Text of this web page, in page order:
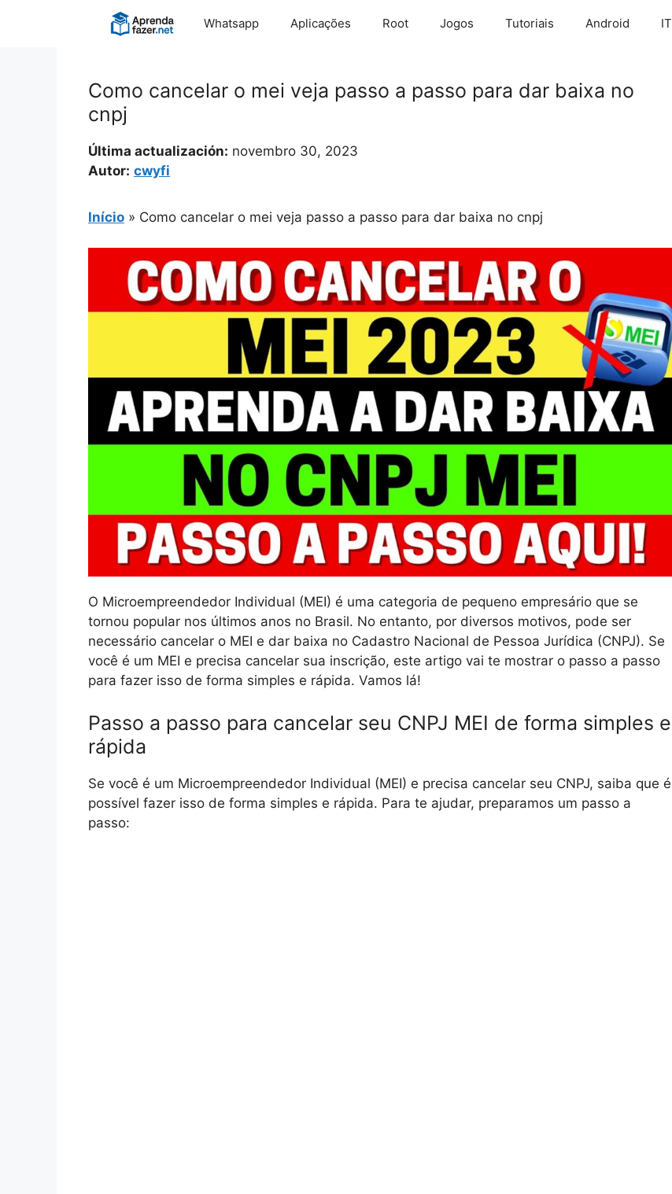
Whatsapp Aplicações Root Jogos Tutoriais Android IT
Como cancelar o mei veja passo a passo para dar baixa no
cnpj
Última actualización: novembro 30, 2023
Autor: cwyfi
Início » Como cancelar o mei veja passo a passo para dar baixa no cnpj
O Microempreendedor Individual (MEI) é uma categoria de pequeno empresário que se
tornou popular nos últimos anos no Brasil. No entanto, por diversos motivos, pode ser
necessário cancelar o MEI e dar baixa no Cadastro Nacional de Pessoa Jurídica (CNPJ). Se
você é um MEI e precisa cancelar sua inscrição, este artigo vai te mostrar o passo a passo
para fazer isso de forma simples e rápida. Vamos lá!
Passo a passo para cancelar seu CNPJ MEI de forma simples e
rápida
Se você é um Microempreendedor Individual (MEI) e precisa cancelar seu CNPJ, saiba que é
possível fazer isso de forma simples e rápida. Para te ajudar, preparamos um passo a
passo: